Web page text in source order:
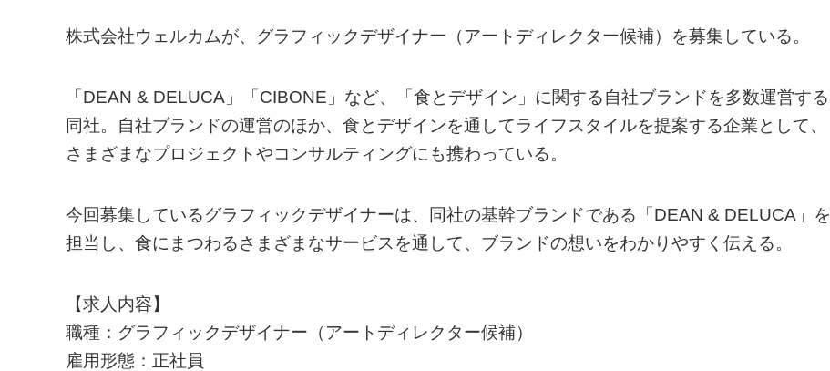
株式会社ウェルカムが、グラフィックデザイナー（アートディレクター候補）を募集している。
「DEAN & DELUCA」「CIBONE」など、「食とデザイン」に関する自社ブランドを多数運営する
同社。自社ブランドの運営のほか、食とデザインを通してライフスタイルを提案する企業として、
さまざまなプロジェクトやコンサルティングにも携わっている。
今回募集しているグラフィックデザイナーは、同社の基幹ブランドである「DEAN & DELUCA」を
担当し、食にまつわるさまざまなサービスを通して、ブランドの想いをわかりやすく伝える。
【求人内容】
職種：グラフィックデザイナー（アートディレクター候補）
雇用形態：正社員